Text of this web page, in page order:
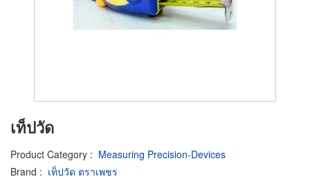
เท็ปวัด
Product Category : Measuring Precision-Devices
Brand : เท็ปวัด ตราเพชร